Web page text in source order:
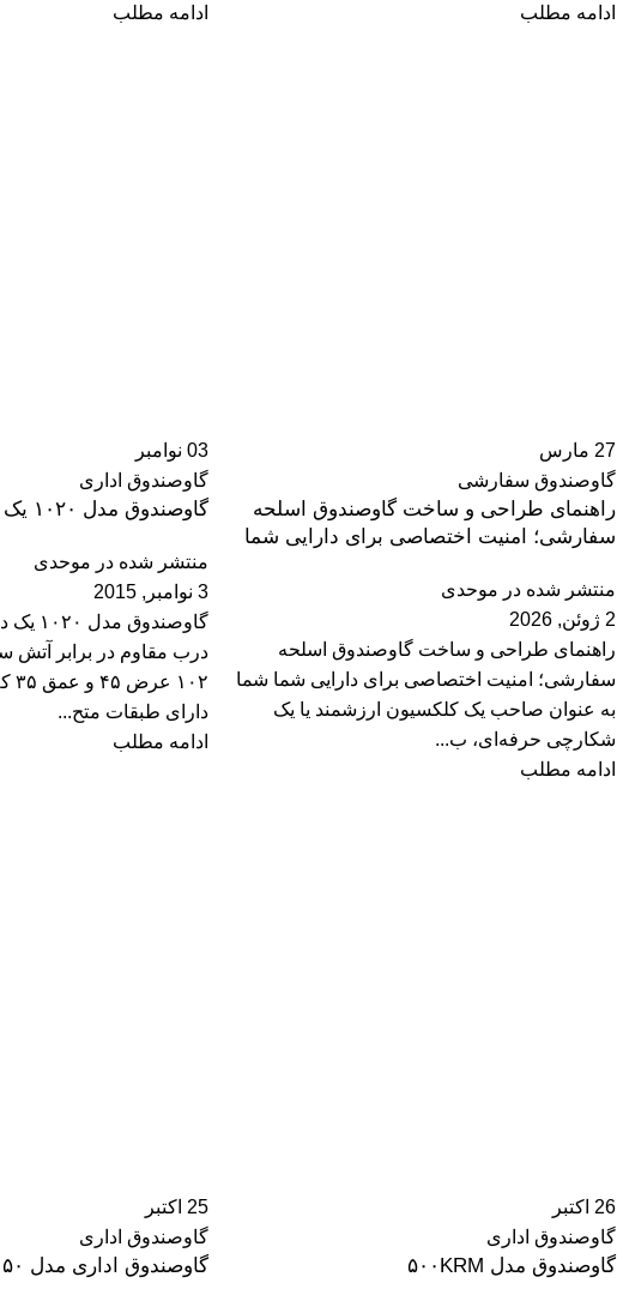
ادامه مطلب
ادامه مطلب
27 مارس
گاوصندوق سفارشی
راهنمای طراحی و ساخت گاوصندوق اسلحه
سفارشی؛ امنیت اختصاصی برای دارایی شما
منتشر شده در موحدی
2 ژوئن, 2026
راهنمای طراحی و ساخت گاوصندوق اسلحه
سفارشی؛ امنیت اختصاصی برای دارایی شما شما
به عنوان صاحب یک کلکسیون ارزشمند یا یک
شکارچی حرفه‌ای، ب...
ادامه مطلب
03 نوامبر
گاوصندوق اداری
گاوصندوق مدل ۱۰۲۰ یک درب
منتشر شده در موحدی
3 نوامبر, 2015
درب مقاوم در برابر آتش
دارای طبقات متح...
ادامه مطلب
26 اکتبر
گاوصندوق اداری
گاوصندوق مدل ۵۰۰KRM
25 اکتبر
گاوصندوق اداری
گاوصندوق اداری مدل ۱۲۰۵۰